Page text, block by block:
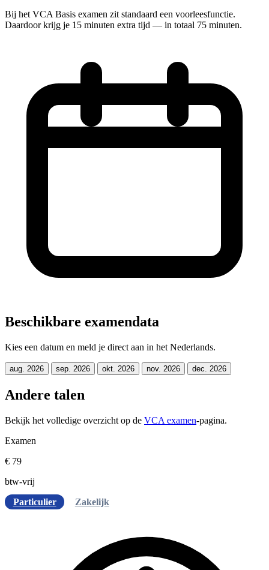
Bij het VCA Basis examen zit standaard een voorleesfunctie.
Daardoor krijg je 15 minuten extra tijd — in totaal 75 minuten.
Beschikbare examendata
Kies een datum en meld je direct aan in het Nederlands.
aug. 2026 sep. 2026 okt. 2026 nov. 2026 dec. 2026
Andere talen
Bekijk het volledige overzicht op de VCA examen-pagina.
Examen
€ 79
btw-vrij
Particulier
Zakelijk